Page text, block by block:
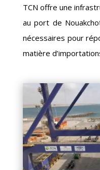
TCN offre une
au port de
nécessaires pour
matière